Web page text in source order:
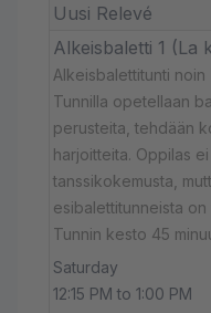
Uusi Relevé
Alkeisbaletti 1 (La
Alkeisbalettitunti
Tunnilla opetellaan
perusteita, tehdään
harjoitteita. Oppilas
tanssikokemusta,
esibalettitunneista
Tunnin kesto 45
Saturday
12:15 PM to 1:00 PM